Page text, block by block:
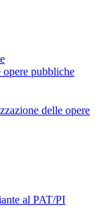
pubbliche
delle opere
al PAT/PI